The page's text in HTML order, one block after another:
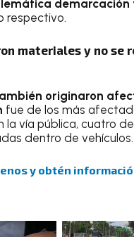
demarcación
respectivo.
materiales y no se
originaron
fue de los más
la vía pública, cuatro
dentro de vehículos.
y obtén